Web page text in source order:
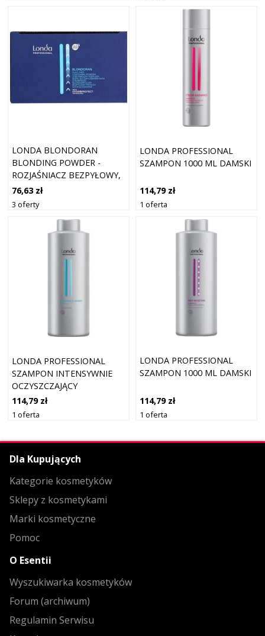
LONDA BLONDORAN
BLONDING POWDER -
ROZJAŚNIACZ BEZPYŁOWY,
2X500G
76,63 zł
3 oferty
LONDA PROFESSIONAL
SZAMPON 1000 ML DAMSKI
114,79 zł
1 oferta
LONDA PROFESSIONAL
SZAMPON INTENSYWNIE
OCZYSZCZAJĄCY
SZAMPONY 1000 ML
DAMSKI
114,79 zł
1 oferta
LONDA PROFESSIONAL
SZAMPON 1000 ML DAMSKI
114,79 zł
1 oferta
Dla Kupujących
Kategorie kosmetyków
Sklepy z kosmetykami
Marki kosmetyczne
Pomoc
O Esentii
Wyszukiwarka kosmetyków
Forum (archiwum)
Regulamin Serwisu